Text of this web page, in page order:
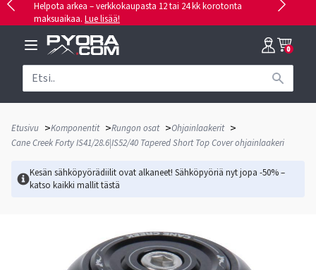
Helpota arkea – verkkokaupasta 12 tai 24 kk korotonta
maksuaikaa. Lue lisää!
0
Etusivu >Komponentit >Rungon osat >Ohjainlaakerit >
Cane Creek Forty IS41/28.6|IS52/40 Tapered Short Top Cover ohjainlaakeri
Kesän sähköpyörädiilit ovat alkaneet! Sähköpyöriä nyt jopa -50% –
katso kaikki mallittästä